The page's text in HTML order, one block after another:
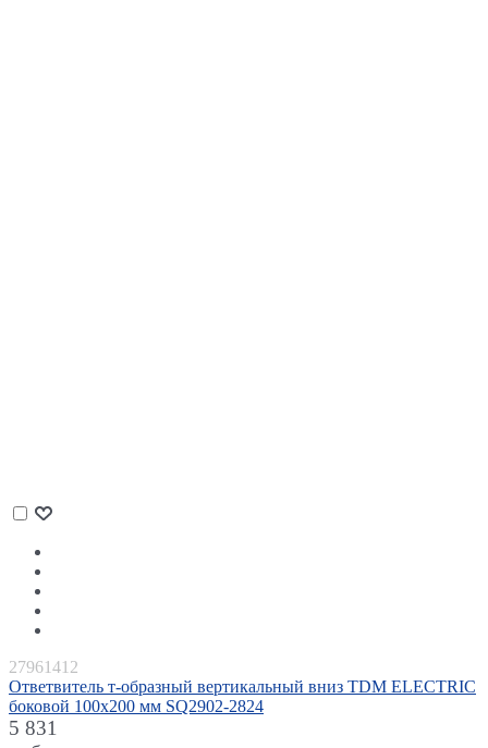
27961412
Ответвитель т-образный вертикальный вниз TDM ELECTRIC
боковой 100x200 мм SQ2902-2824
5 831